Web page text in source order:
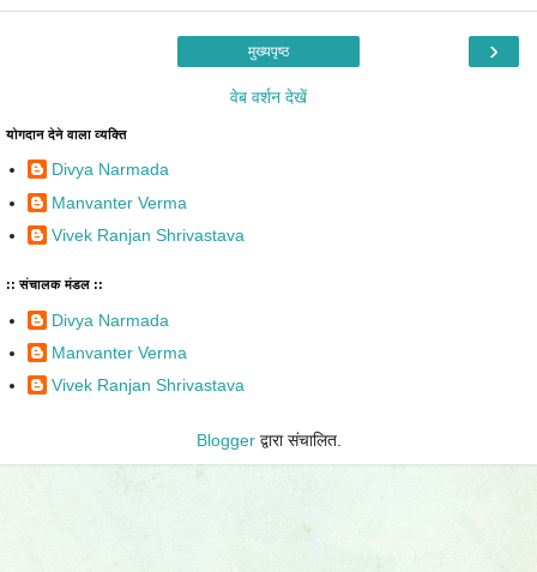
›
मुख्यपृष्ठ
वेब वर्शन देखें
योगदान देने वाला व्यक्ति
Divya Narmada
Manvanter Verma
Vivek Ranjan Shrivastava
:: संचालक मंडल ::
Divya Narmada
Manvanter Verma
Vivek Ranjan Shrivastava
Bloggerद्वारा संचालित.